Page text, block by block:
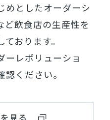
めとしたオーダーシ
ど飲食店の生産性を
おります。
ーレボリューショ
ください。